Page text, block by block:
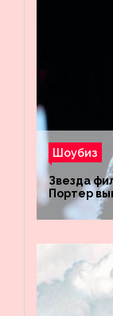
Шоубиз
Звезда
Портер